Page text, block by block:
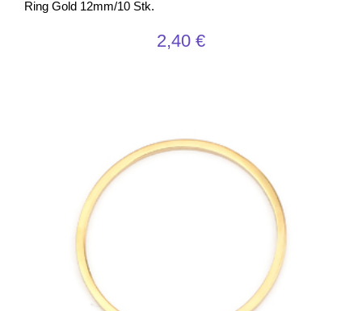
Ring Gold 12mm/10 Stk.
2,40 €